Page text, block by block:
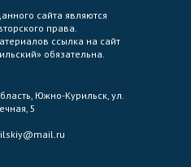
сайта являются
права.
ссылка на сайт
обязательна.
Южно-Курильск, ул.
5